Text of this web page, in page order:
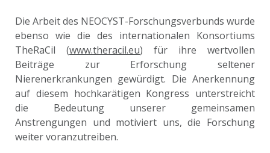
Die Arbeit des NEOCYST-Forschungsverbunds wurde
ebenso wie die des internationalen Konsortiums
TheRaCil (www.theracil.eu) für ihre wertvollen
Beiträge zur Erforschung seltener
Nierenerkrankungen gewürdigt. Die Anerkennung
auf diesem hochkarätigen Kongress unterstreicht
die Bedeutung unserer gemeinsamen
Anstrengungen und motiviert uns, die Forschung
weiter voranzutreiben.